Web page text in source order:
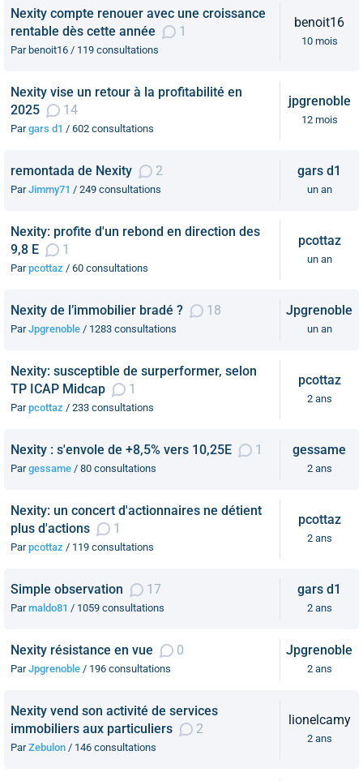
Nexity compte renouer avec une croissance
rentable dès cette année
1
Par benoit16 / 119 consultations
benoit16
10 mois
Nexity vise un retour à la profitabilité en
2025
14
Pargars d1 / 602 consultations
jpgrenoble
12 mois
remontada de Nexity 2
ParJimmy71 / 249 consultations
gars d1
un an
Nexity: profite d'un rebond en direction des
9,8 E
1
Parpcottaz / 60 consultations
pcottaz
un an
Nexity de l’immobilier bradé ? 18
ParJpgrenoble / 1283 consultations
Jpgrenoble
un an
Nexity: susceptible de surperformer, selon
TP ICAP Midcap
1
Parpcottaz / 233 consultations
pcottaz
2 ans
Nexity : s'envole de +8,5% vers 10,25E 1
Pargessame / 80 consultations
gessame
2 ans
Nexity: un concert d'actionnaires ne détient
plus d'actions
1
Parpcottaz / 119 consultations
pcottaz
2 ans
Simple observation 17
Parmaldo81 / 1059 consultations
gars d1
2 ans
Nexity résistance en vue 0
ParJpgrenoble / 196 consultations
Jpgrenoble
2 ans
Nexity vend son activité de services
immobiliers aux particuliers
2
ParZebulon / 146 consultations
lionelcamy
2 ans